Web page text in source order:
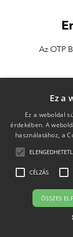
Az OTP
Adatkezelési
Ez a
Ez a weboldal
érdekében. A
használatához, a
CÉLZÁS
ÖSSZES